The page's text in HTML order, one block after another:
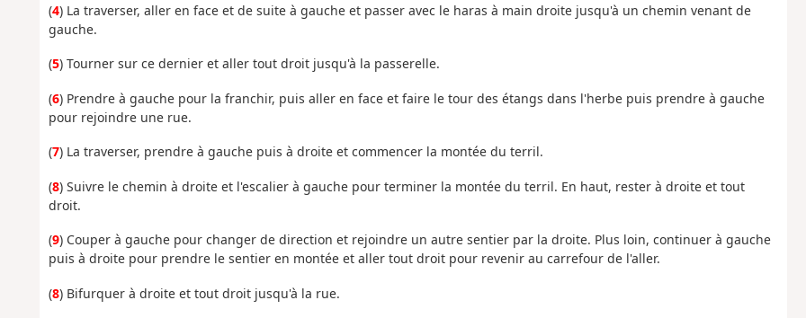
(4) La traverser, aller en face et de suite à gauche et passer avec le haras à main droite jusqu'à un chemin venant de
gauche.
(5) Tourner sur ce dernier et aller tout droit jusqu'à la passerelle.
(6) Prendre à gauche pour la franchir, puis aller en face et faire le tour des étangs dans l'herbe puis prendre à gauche
pour rejoindre une rue.
(7) La traverser, prendre à gauche puis à droite et commencer la montée du terril.
(8) Suivre le chemin à droite et l'escalier à gauche pour terminer la montée du terril. En haut, rester à droite et tout
droit.
(9) Couper à gauche pour changer de direction et rejoindre un autre sentier par la droite. Plus loin, continuer à gauche
puis à droite pour prendre le sentier en montée et aller tout droit pour revenir au carrefour de l'aller.
(8) Bifurquer à droite et tout droit jusqu'à la rue.